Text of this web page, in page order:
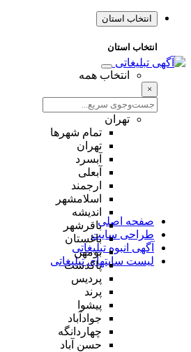
انتخاب استان
انتخاب استان
انتخاب همه
×
تهران
تمام شهر‌ها
تهران
آبسرد
آبعلی
ارجمند
اسلامشهر
اندیشه
باقرشهر
باغستان
بومهن
پاکدشت
پردیس
پرند
پیشوا
جوادآباد
چهاردانگه
حسن آباد
صفحه اصلی
طراحی سایت
آگهی انبوه تبلیغاتی
لیست سایتهای تبلیغاتی